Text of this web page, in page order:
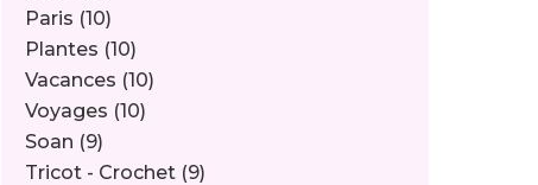
Paris (10)
Plantes (10)
Vacances (10)
Voyages (10)
Soan (9)
Tricot - Crochet (9)